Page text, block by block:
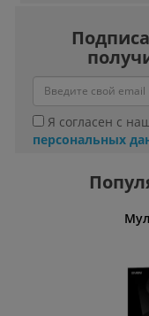
Я согласен с
персональных